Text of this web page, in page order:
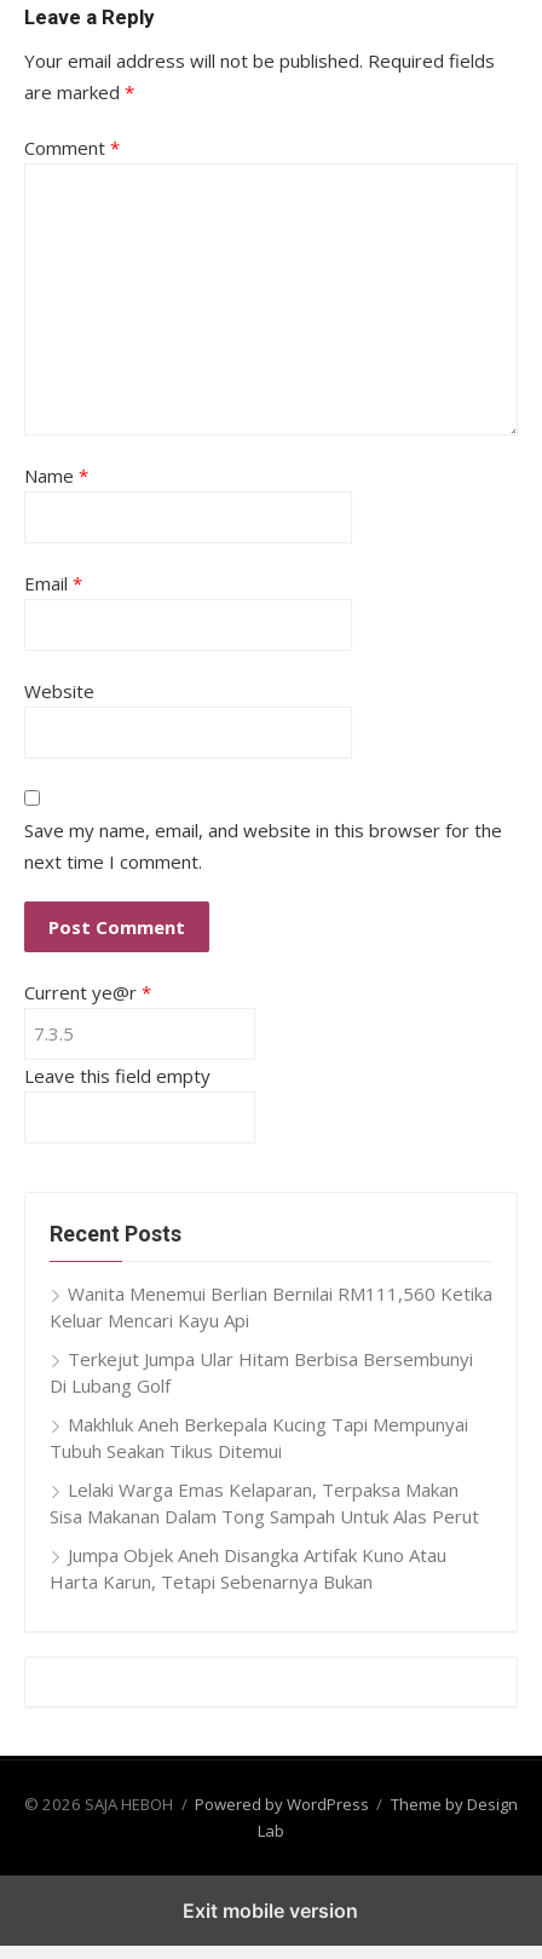
Leave a Reply
Your email address will not be published. Required fields
are marked *
Comment *
Name *
Email *
Website
Save my name, email, and website in this browser for the
next time I comment.
Current ye@r *
Leave this field empty
Recent Posts
Wanita Menemui Berlian Bernilai RM111,560 Ketika
Keluar Mencari Kayu Api
Terkejut Jumpa Ular Hitam Berbisa Bersembunyi
Di Lubang Golf
Makhluk Aneh Berkepala Kucing Tapi Mempunyai
Tubuh Seakan Tikus Ditemui
Lelaki Warga Emas Kelaparan, Terpaksa Makan
Sisa Makanan Dalam Tong Sampah Untuk Alas Perut
Jumpa Objek Aneh Disangka Artifak Kuno Atau
Harta Karun, Tetapi Sebenarnya Bukan
© 2026 SAJA HEBOH / Powered by WordPress / Theme by Design
Lab
Exit mobile version